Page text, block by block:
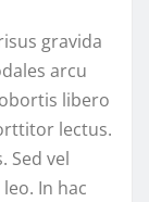
gravida
arcu
libero
lectus.
Sed vel
In hac